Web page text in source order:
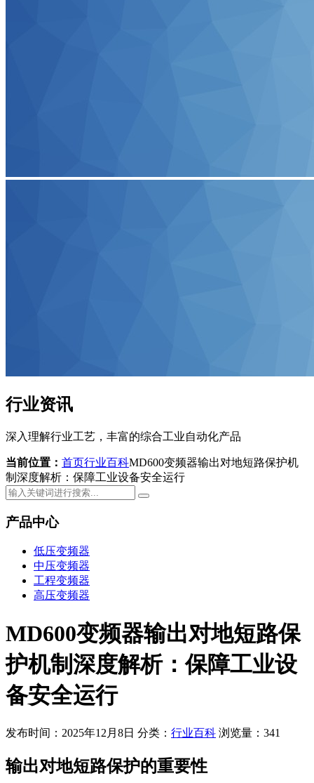
行业资讯
深入理解行业工艺，丰富的综合工业自动化产品
当前位置： 首页行业百科MD600变频器输出对地短路保护机
制深度解析：保障工业设备安全运行
产品中心
低压变频器
中压变频器
工程变频器
高压变频器
MD600变频器输出对地短路保
护机制深度解析：保障工业设
备安全运行
发布时间：2025年12月8日 分类： 行业百科 浏览量：341
输出对地短路保护的重要性